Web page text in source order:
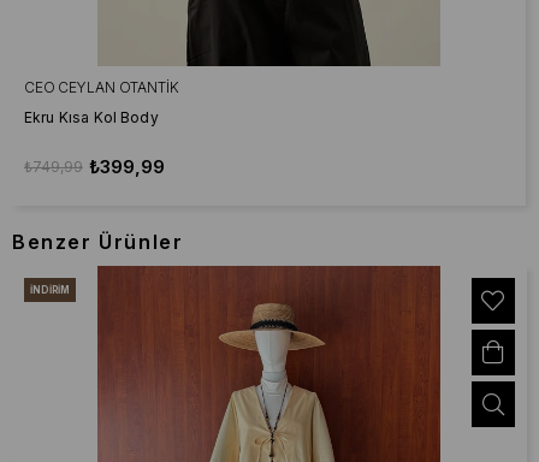
CEO CEYLAN OTANTIK
Ekru Kısa Kol Body
₺399,99
₺749,99
Benzer Ürünler
İNDIRIM